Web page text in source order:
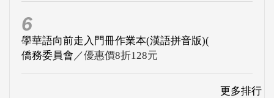
6
學華語向前走入門冊作業本(漢語拼音版)(
僑務委員會 ／優惠價8折128元
更多排行